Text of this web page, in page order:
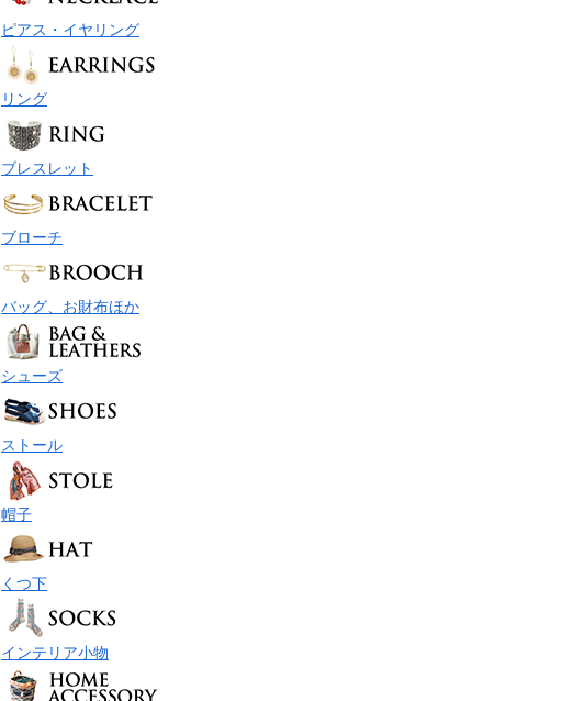
ピアス・イヤリング
リング
ブレスレット
ブローチ
バッグ、お財布ほか
シューズ
ストール
帽子
くつ下
インテリア小物